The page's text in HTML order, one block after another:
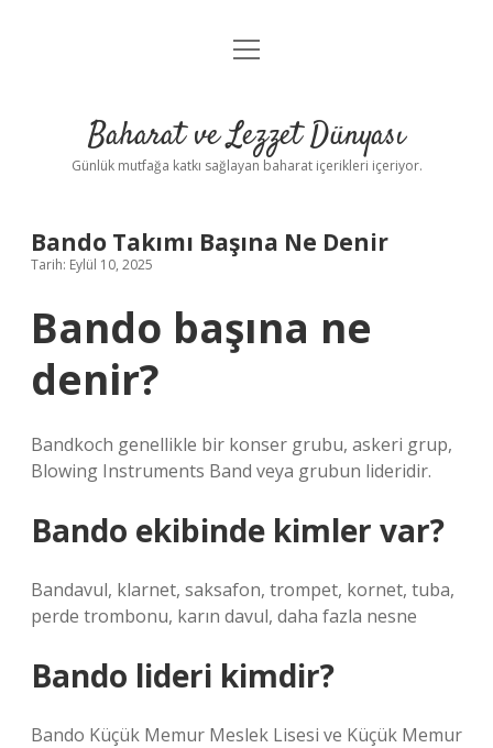
Anasayfa
Yasal Uyarı
menüyü
Baharat ve Lezzet Dünyası
Günlük mutfağa katkı sağlayan baharat içerikleri içeriyor.
Bando Takımı Başına Ne Denir
Tarih: Eylül 10, 2025
Bando başına ne
denir?
Bandkoch genellikle bir konser grubu, askeri grup,
Blowing Instruments Band veya grubun lideridir.
Bando ekibinde kimler var?
Bandavul, klarnet, saksafon, trompet, kornet, tuba,
perde trombonu, karın davul, daha fazla nesne
Bando lideri kimdir?
Bando Küçük Memur Meslek Lisesi ve Küçük Memur